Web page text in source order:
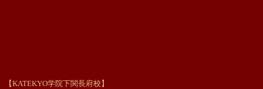
【KATEKYO学院下関長府校】